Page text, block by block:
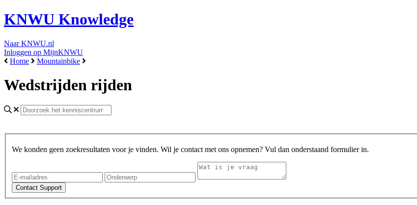
KNWU Knowledge
Naar KNWU.nl
Inloggen op MijnKNWU
Home
Mountainbike
Wedstrijden rijden
We konden geen zoekresultaten voor je vinden. Wil je contact met ons opnemen? Vul dan onderstaand formulier in.